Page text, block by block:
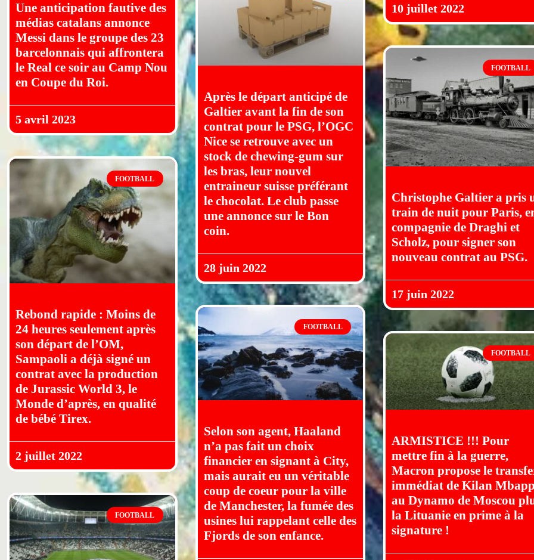
Une anticipation fautive des
médias catalans annonce
Messi dans le groupe des 23
barcelonnais qui affrontera
le Real ce soir au Camp Nou
en Coupe du Roi.
5 avril 2023
10 juillet 2022
FOOTBALL
Rebond rapide : Moins de
24 heures seulement après
son départ de l’OM,
Sampaoli a déjà signé un
contrat avec la production
de Jurassic World 3, le
Monde d’après, en qualité
de bébé Tirex.
2 juillet 2022
Après le départ anticipé de
Galtier avant la fin de son
contrat pour le PSG, l’OGC
Nice se retrouve avec un
stock de chewing-gum sur
les bras, leur nouvel
entraineur suisse préférant
le chocolat. Le club passe
une annonce sur le Bon
coin.
28 juin 2022
FOOTBALL
Christophe Galtier a pris
train de nuit pour Paris,
compagnie de Draghi et
Scholz, pour signer son
nouveau contrat au PSG.
17 juin 2022
FOOTBALL
FOOTBALL
Selon son agent, Haaland
n’a pas fait un choix
financier en signant à City,
mais aurait eu un véritable
coup de coeur pour la ville
de Manchester, la fumée des
usines lui rappelant celle des
Fjords de son enfance.
FOOTBALL
ARMISTICE !!! Pour
mettre fin à la guerre,
Macron propose le
immédiat de Kilan
au Dynamo de Moscou
la Lituanie en prime à la
signature !